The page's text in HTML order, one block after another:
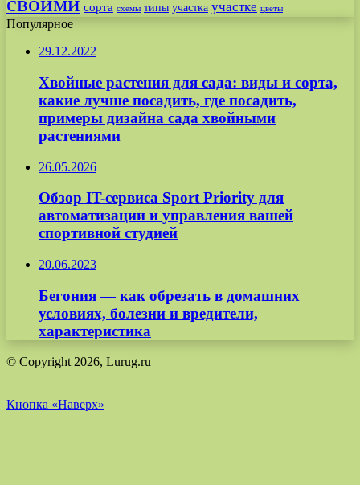
сорта схемы типы участка участке цветы
Популярное
29.12.2022
Хвойные растения для сада: виды и сорта,
какие лучше посадить, где посадить,
примеры дизайна сада хвойными
растениями
26.05.2026
Обзор IT-сервиса Sport Priority для
автоматизации и управления вашей
спортивной студией
20.06.2023
Бегония — как обрезать в домашних
условиях, болезни и вредители,
характеристика
© Copyright 2026, Lurug.ru
Кнопка «Наверх»